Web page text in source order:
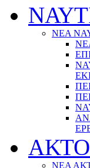
ΝΕΑ
ΝΕΑ